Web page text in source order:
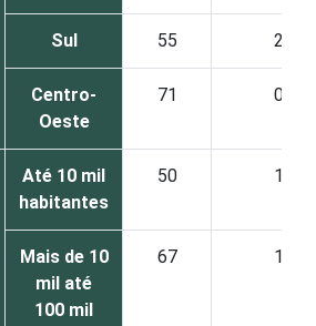
Sul 55 2
Centro-
Oeste
71 0
Até 10 mil
habitantes
50 1
Mais de 10
mil até
100 mil
67 1